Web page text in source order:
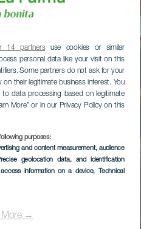
14 partnersuse cookies or similar
personal data like your visit on this
Some partners do not ask for your
their legitimate business interest. You
data processing based on legitimate
More” or in our Privacy Policy on this
purposes:
and content measurement, audience
geolocation data, and identification
information on a device, Technical
More →